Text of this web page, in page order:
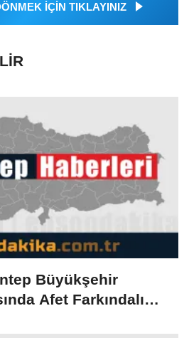
İÇİN TIKLAYINIZ
Büyükşehir
Afet Farkındalık